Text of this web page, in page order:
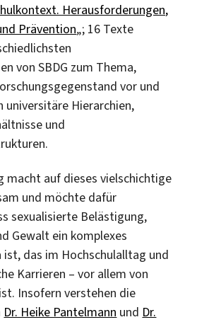
Herausforderungen,
Prävention„; 16 Texte
von SBDG zum Thema,
vor und
universitäre Hierarchien,
und
macht auf dieses vielschichtige
und möchte dafür
sexualisierte Belästigung,
Gewalt ein komplexes
das im Hochschulalltag und
Karrieren – vor allem von
Insofern verstehen die
Dr. Heike Pantelmann und Dr.